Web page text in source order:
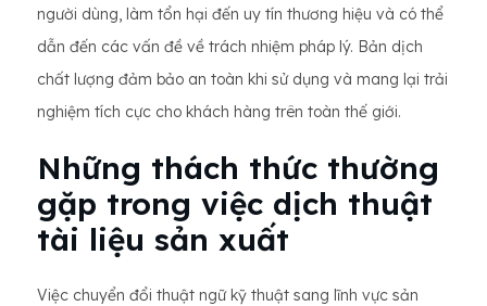
người dùng, làm tổn hại đến uy tín thương hiệu và có thể
dẫn đến các vấn đề về trách nhiệm pháp lý. Bản dịch
chất lượng đảm bảo an toàn khi sử dụng và mang lại trải
nghiệm tích cực cho khách hàng trên toàn thế giới.
Những thách thức thường
gặp trong việc dịch thuật
tài liệu sản xuất
Việc chuyển đổi thuật ngữ kỹ thuật sang lĩnh vực sản